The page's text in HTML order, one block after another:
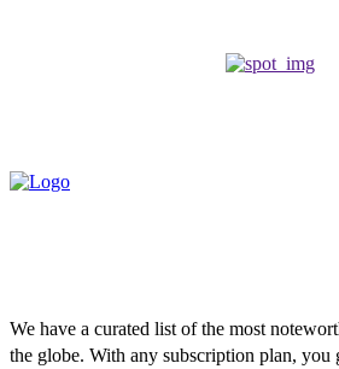
We have a curated list of the most
the globe. With any subscription plan, you